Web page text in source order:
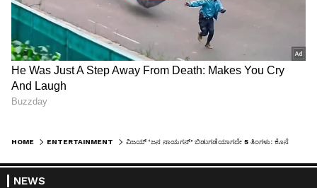
HOME ENTERTAINMENT
NEWS